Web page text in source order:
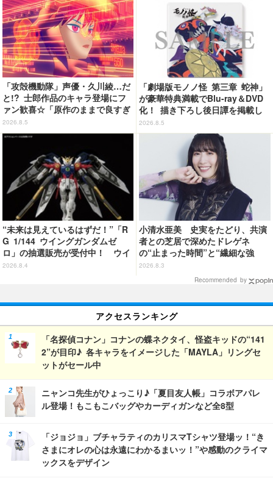
「攻殻機動隊」声優・久川綾…だ
と!? 士郎作品のキャラ登場にフ
ァン歓喜☆「原作のままで良すぎ
るな」「脳の処理が追いつかない
よお」…第5話【ネタバレあり反
2026.8.5
「劇場版モノノ怪 第三章 蛇神」
が豪華特典満載でBlu-ray＆DVD
化！ 描き下ろし後日譚を掲載し
たブックレットなど
2026.8.5
“未来は見えているはずだ！”「R
G 1/144 ウイングガンダムゼ
ロ」の抽選販売が受付中！ ウイ
ングバインダーにRGならではの
2026.8.4
小清水亜美 史実をたどり、共演
者との芝居で深めたドレゲネ
の“止まった時間”と“繊細な強
さ” TVアニメ「天幕のジャード
ゥーガル」インタビュー（９）
2026.8.3
Recommended by
アクセスランキング
「名探偵コナン」コナンの蝶ネクタイ、怪盗キッドの“141
2”が目印♪ 各キャラをイメージした「MAYLA」リングセ
ットがセール中
ニャンコ先生がひょっこり♪「夏目友人帳」コラボアパレ
ル登場！もこもこバッグやカーディガンなど全8型
「ジョジョ」ブチャラティのカリスマTシャツ登場ッ！“き
さまにオレの心は永遠にわかるまいッ！”や感動のクライマ
ックスをデザイン